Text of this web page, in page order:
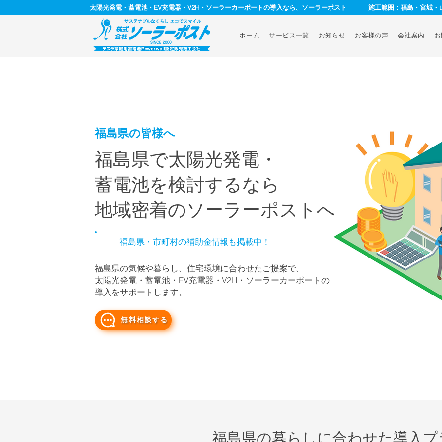
太陽光発電・蓄電池・EV充電器・V2H・ソーラーカーポートの導入なら、ソーラーポスト 施工範囲：福島・宮城
ホーム サービス一覧 お知らせ お客様の声 会社案内
福島県の皆様へ
福島県で太陽光発電・
蓄電池を検討するなら
地域密着のソーラーポストへ
福島県・市町村の補助金情報も掲載中！
福島県の気候や暮らし、住宅環境に合わせたご提案で、
太陽光発電・蓄電池・EV充電器・V2H・ソーラーカーポートの
導入をサポートします。
無料相談する
福島県の暮らしに合わせた導入